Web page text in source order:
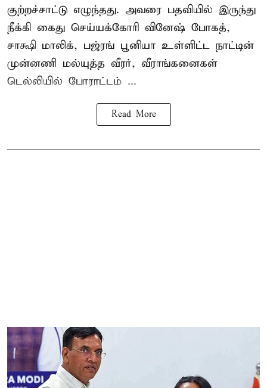
குற்றச்சாட்டு எழுந்தது. அவரை பதவியில் இருந்து
நீக்கி கைது செய்யக்கோரி வினேஷ் போகத்,
சாக்ஷி மாலிக், பஜ்ரங் பூனியா உள்ளிட்ட நாட்டின்
முன்னணி மல்யுத்த வீரர், வீராங்கனைகள்
டெல்லியில் போராட்டம் ...
Read More